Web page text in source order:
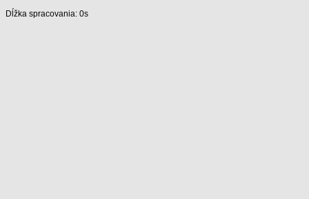
Dĺžka spracovania: 0s